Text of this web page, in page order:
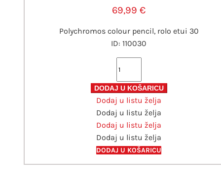
69,99 €
Polychromos colour pencil, rolo etui 30
ID: 110030
polychromos
30
Faber
Castell
u
rolo
etui
DODAJ U KOŠARICU
Dodaj u listu želja
Dodaj u listu želja
Dodaj u listu želja
Dodaj u listu želja
DODAJ U KOŠARICU